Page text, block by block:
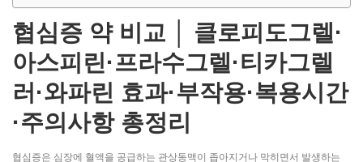
협심증 약 비교 │ 클로피도그렐·
아스피린·프라수그렐·티카그렐
러·와파린 효과·부작용·복용시간
·주의사항 총정리
협심증은 심장에 혈액을 공급하는 관상동맥이 좁아지거나 막히면서 발생하는